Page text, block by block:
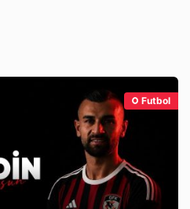
Futbol